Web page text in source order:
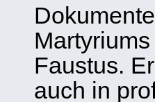
Faustus.
auch in